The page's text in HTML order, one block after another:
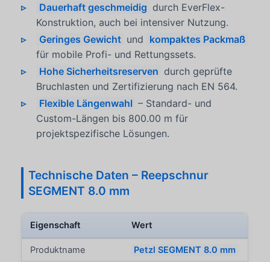
Dauerhaft geschmeidig durch EverFlex-
Konstruktion, auch bei intensiver Nutzung.
Geringes Gewicht und kompaktes Packmaß
für mobile Profi- und Rettungssets.
Hohe Sicherheitsreserven durch geprüfte
Bruchlasten und Zertifizierung nach EN 564.
Flexible Längenwahl – Standard- und
Custom-Längen bis 800.00 m für
projektspezifische Lösungen.
Technische Daten – Reepschnur
SEGMENT 8.0 mm
Eigenschaft Wert
Produktname Petzl SEGMENT 8.0 mm